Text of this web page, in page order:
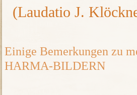
(Laudatio J.
Einige Bemerkungen zu
HARMA-BILDERN